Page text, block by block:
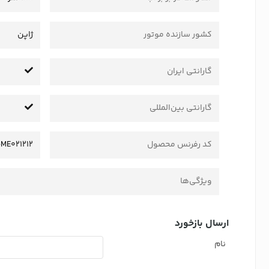
کشور سازنده موتور ژاپن
گارانتی ایران
گارانتی بین‌المللی
کد رفرنس محصول
ویژگی‌ها
ارسال بازخورد
نام